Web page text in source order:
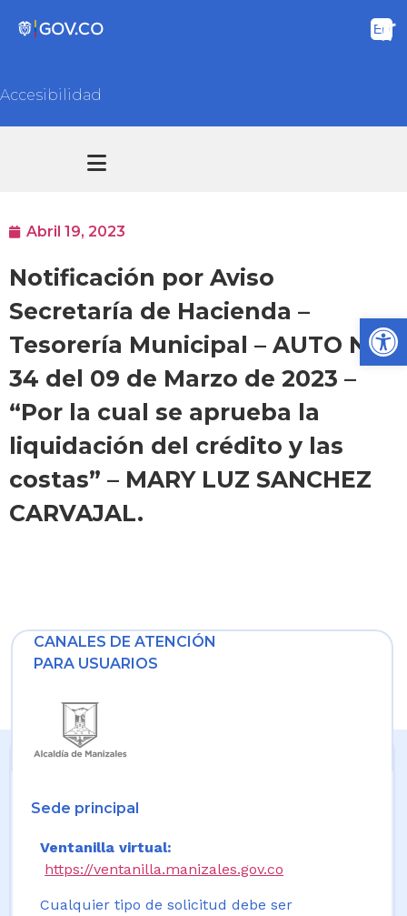
Accesibilidad
Abril 19, 2023
Notificación por Aviso
Secretaría de Hacienda –
Tesorería Municipal – AUTO No.
34 del 09 de Marzo de 2023 –
“Por la cual se aprueba la
liquidación del crédito y las
costas” – MARY LUZ SANCHEZ
CARVAJAL.
CANALES DE ATENCIÓN
PARA USUARIOS
Sede principal
Ventanilla virtual:
https://ventanilla.manizales.gov.co
Cualquier tipo de solicitud debe ser